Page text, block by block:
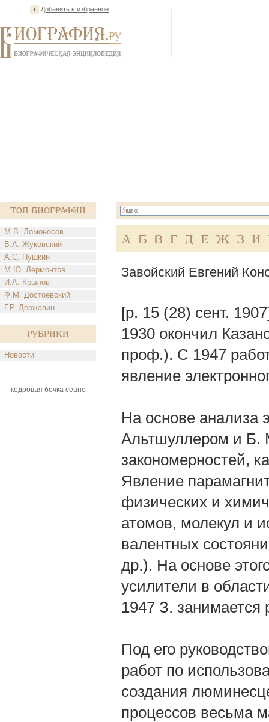
Добавить в избранное
Топ Биографий
М.В. Ломоносов
В.А. Жуковский
А.С. Пушкин
М.Ю. Лермонтов
И.А. Крылов
Ф.М. Достоевский
Г.Р. Державин
Рубрики
Новости
кедровая бочка сеанс
А Б В Г Д Е Ж З И
Завойский Евгений
[р. 15 (28) сент.
1930 окончил
проф.). С 1947
явление
На основе анализа
Альтшуллером и Б.
закономерностей,
Явление
физических и
атомов, молекул и
валентных
др.). На основе
усилители в
1947 З.
Под его
работ по
создания
процессов весьма